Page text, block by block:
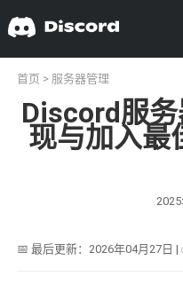
首页 > 服务器管理
Discord服
现与加入最
📅 最后更新：2026年04月27日 |